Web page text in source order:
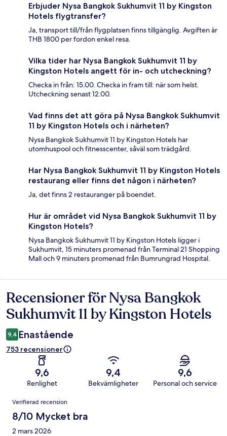
Erbjuder Nysa Bangkok Sukhumvit 11 by Kingston
Hotels flygtransfer?
Ja, transport till/från flygplatsen finns tillgänglig. Avgiften är
THB 1800 per fordon enkel resa.
Vilka tider har Nysa Bangkok Sukhumvit 11 by
Kingston Hotels angett för in- och utcheckning?
Checka in från: 15.00. Checka in fram till: när som helst.
Utcheckning senast 12.00.
Vad finns det att göra på Nysa Bangkok Sukhumvit
11 by Kingston Hotels och i närheten?
Nysa Bangkok Sukhumvit 11 by Kingston Hotels har
utomhuspool och fitnesscenter, såväl som trädgård.
Har Nysa Bangkok Sukhumvit 11 by Kingston Hotels
restaurang eller finns det någon i närheten?
Ja, det finns 2 restauranger på boendet.
Hur är området vid Nysa Bangkok Sukhumvit 11 by
Kingston Hotels?
Nysa Bangkok Sukhumvit 11 by Kingston Hotels ligger i
Sukhumvit, 15 minuters promenad från Terminal 21 Shopping
Mall och 9 minuters promenad från Bumrungrad Hospital.
Recensioner
Recensioner för Nysa Bangkok
Sukhumvit 11 by Kingston Hotels
9,4 Enastående
753 recensioner
9,6
Renlighet
9,4
Bekvämligheter
9,6
Personal och service
Recensioner
Verifierad recension
8/10 Mycket bra
2 mars 2026